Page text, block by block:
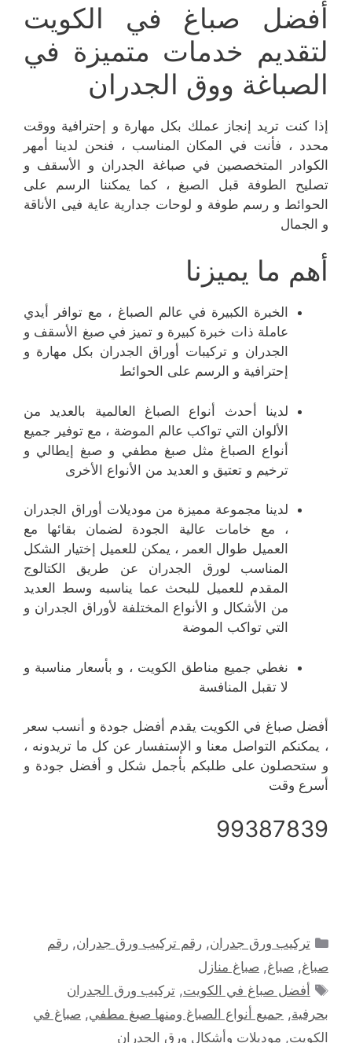
أفضل صباغ في الكويت
لتقديم خدمات متميزة في
الصباغة ووق الجدران
إذا كنت تريد إنجاز عملك بكل مهارة و إحترافية ووقت
محدد ، فأنت في المكان المناسب ، فنحن لدينا أمهر
الكوادر المتخصصين في صباغة الجدران و الأسقف و
تصليح الطوفة قبل الصبغ ، كما يمكننا الرسم على
الحوائط و رسم طوفة و لوحات جدارية عاية فيى الأناقة
و الجمال
أهم ما يميزنا
الخبرة الكبيرة في عالم الصباغ ، مع توافر أيدي
عاملة ذات خبرة كبيرة و تميز في صبغ الأسقف و
الجدران و تركيبات أوراق الجدران بكل مهارة و
إحترافية و الرسم على الحوائط
لدينا أحدث أنواع الصباغ العالمية بالعديد من
الألوان التي تواكب عالم الموضة ، مع توفير جميع
أنواع الصباغ مثل صبغ مطفي و صبغ إيطالي و
ترخيم و تعتيق و العديد من الأنواع الأخرى
لدينا مجموعة مميزة من موديلات أوراق الجدران
، مع خامات عالية الجودة لضمان بقائها مع
العميل طوال العمر ، يمكن للعميل إختيار الشكل
المناسب لورق الجدران عن طريق الكتالوج
المقدم للعميل للبحث عما يناسبه وسط العديد
من الأشكال و الأنواع المختلفة لأوراق الجدران و
التي تواكب الموضة
نغطي جميع مناطق الكويت ، و بأسعار مناسبة و
لا تقبل المنافسة
أفضل صباغ في الكويت يقدم أفضل جودة و أنسب سعر
، يمكنكم التواصل معنا و الإستفسار عن كل ما تريدونه ،
و ستحصلون على طلبكم بأجمل شكل و أفضل جودة و
أسرع وقت
99387839
التصنيفات
تركيب ورق جدران,رقم تركيب ورق جدران,رقم
صباغ, صباغ, صباغ منازل
الوسوم
أفضل صباغ في الكويت,تركيب ورق الجدران
بحرفية, جميع أنواع الصباغ ومنها صبغ مطفي, صباغ في
الكويت, موديلات وأشكال ورق الجدران